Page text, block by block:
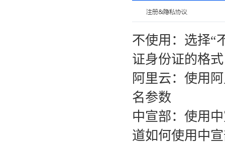
不使用：选择“
证身份证的格
阿里云：使用
名参数
中宣部：使用
道如何使用中